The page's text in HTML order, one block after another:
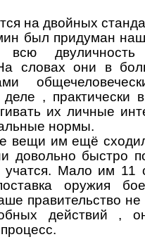
на двойных
был придуман
двуличность
словах они в
, практически
их личные
нормы.
вещи им ещё
довольно быстро
Мало им 11
оружия
правительство
действий ,